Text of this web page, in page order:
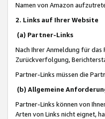
Namen von Amazon
2. Links auf Ihrer Website
(a) Partner-Links
Nach Ihrer Anmeldung für
Zurückverfolgung,
Partner-Links müssen die
(b) Allgemeine
Partner-Links können von
Arten von Links nicht eignet,